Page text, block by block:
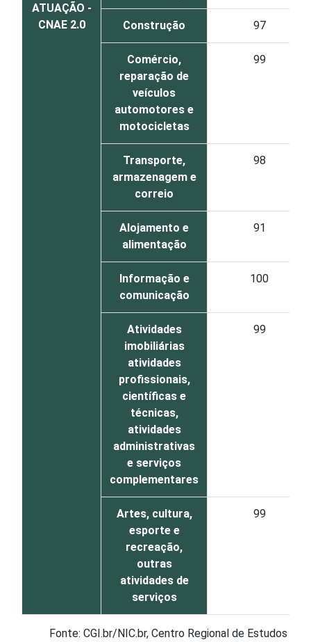
ATUAÇÃO -
CNAE 2.0
Construção 97
Comércio,
reparação de
veículos
automotores e
motocicletas
99
Transporte,
armazenagem e
correio
98
Alojamento e
alimentação
91
Informação e
comunicação
100
Atividades
imobiliárias
atividades
profissionais,
científicas e
técnicas,
atividades
administrativas
e serviços
complementares
99
Artes, cultura,
esporte e
recreação,
outras
atividades de
serviços
99
Fonte: CGI.br/NIC.br, Centro Regional de Estudos